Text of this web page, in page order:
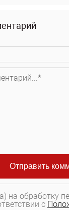
на обработку
с